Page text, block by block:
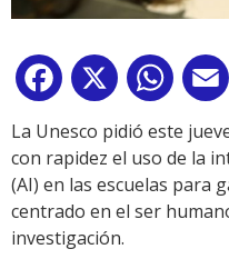
Facebook
X
La Unesco pidió este
con rapidez el uso de la
(AI) en las escuelas para
centrado en el ser
investigación.